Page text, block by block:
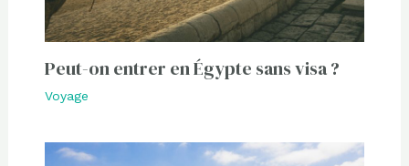
Peut-on entrer en Égypte sans visa ?
Voyage